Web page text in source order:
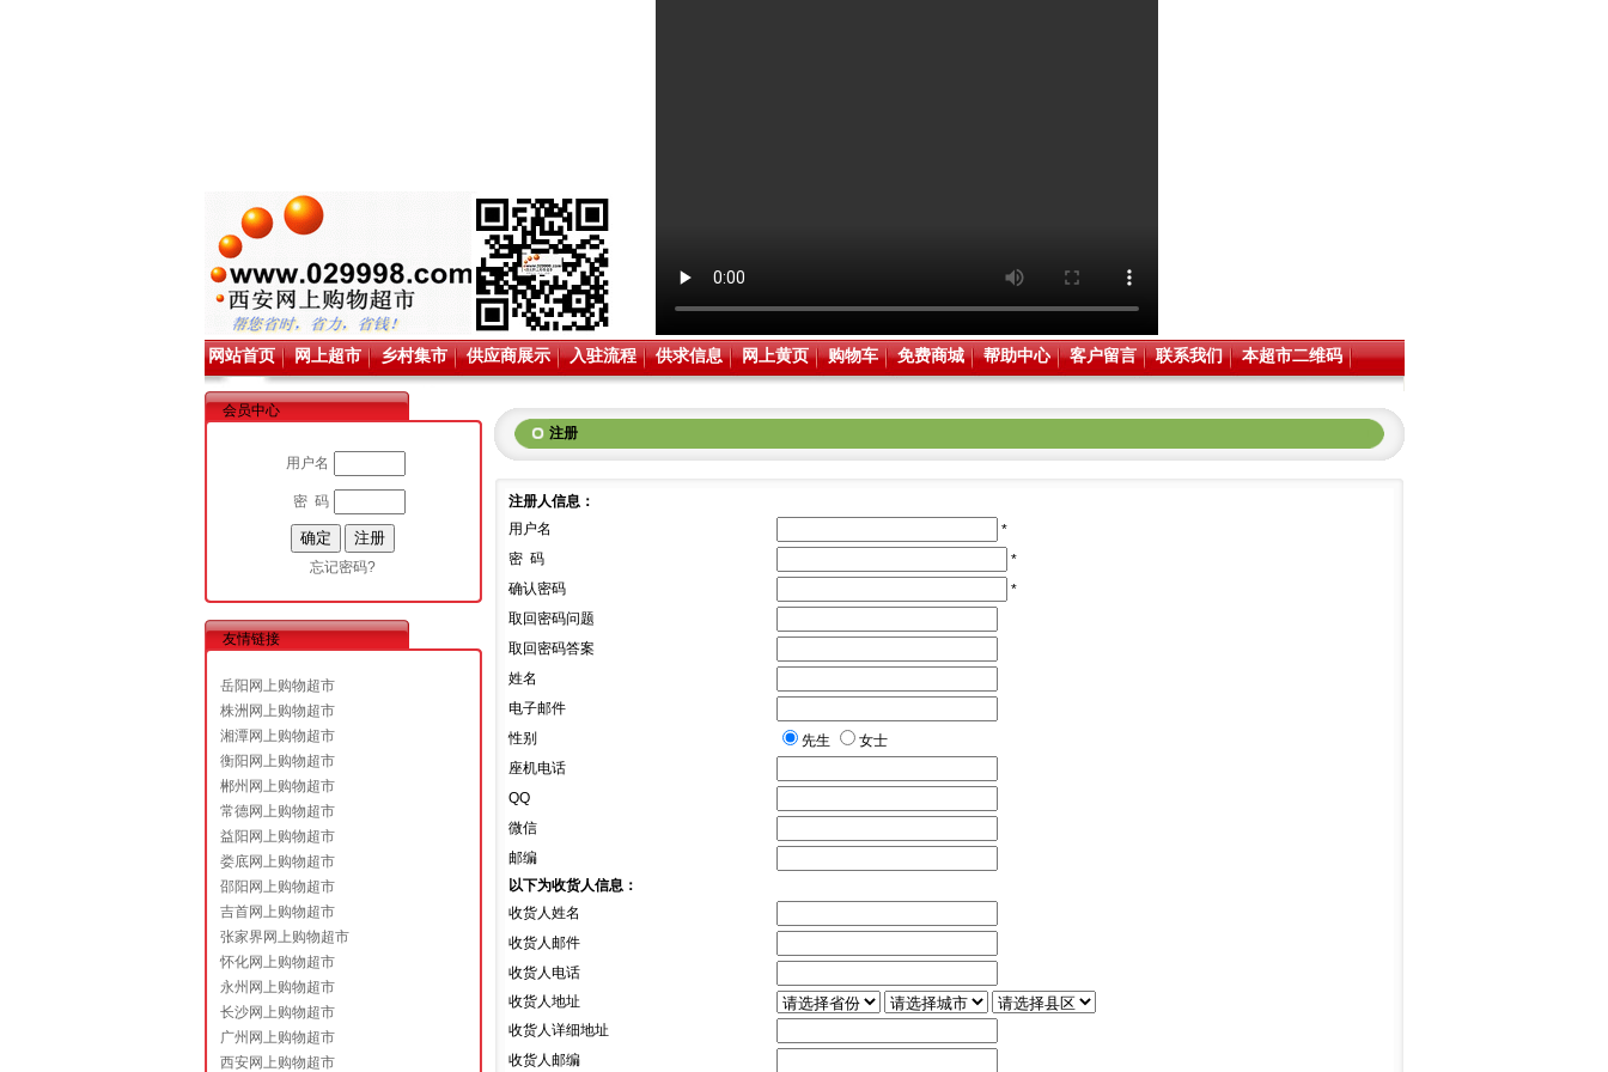
网站首页 网上超市 乡村集市 供应商展示 入驻流程 供求信息 网上黄页 购物车 免费商城 帮助中心 客户留言 联系我们 本超市二维码
会员中心
用户名
密 码
忘记密码?
友情链接
岳阳网上购物超市
株洲网上购物超市
湘潭网上购物超市
衡阳网上购物超市
郴州网上购物超市
常德网上购物超市
益阳网上购物超市
娄底网上购物超市
邵阳网上购物超市
吉首网上购物超市
张家界网上购物超市
怀化网上购物超市
永州网上购物超市
长沙网上购物超市
广州网上购物超市
西安网上购物超市
注册
注册人信息：
用户名
*
密 码
*
确认密码
*
取回密码问题
取回密码答案
姓名
电子邮件
性别
先生
女士
座机电话
QQ
微信
邮编
以下为收货人信息：
收货人姓名
收货人邮件
收货人电话
收货人地址
收货人详细地址
收货人邮编